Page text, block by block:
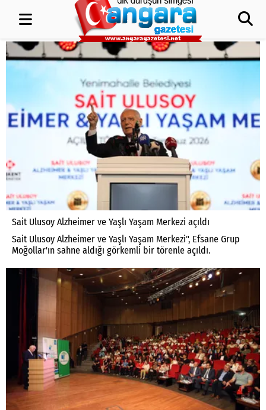
Sait Ulusoy Alzheimer ve Yaşlı Yaşam Merkezi açıldı
Sait Ulusoy Alzheimer ve Yaşlı Yaşam Merkezi", Efsane Grup
Moğollar'ın sahne aldığı görkemli bir törenle açıldı.